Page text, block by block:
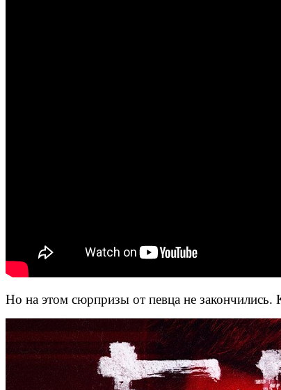
Но на этом сюрпризы от певца не